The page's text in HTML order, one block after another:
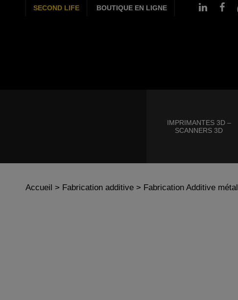
SECOND LIFE BOUTIQUE EN LIGNE
IMPRIMANTES 3D –
SCANNERS 3D
Accueil > Fabrication additive > Fabrication Additive métal